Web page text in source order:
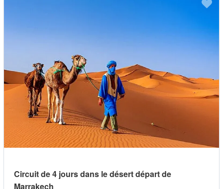
Circuit de 4 jours dans le désert départ de
Marrakech